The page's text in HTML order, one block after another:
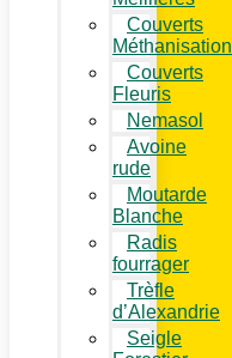
Couverts
Méthanisation
Couverts
Fleuris
Nemasol
Avoine
rude
Moutarde
Blanche
Radis
fourrager
Trèfle
d’Alexandrie
Seigle